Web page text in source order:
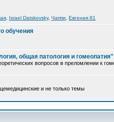
Israel Datskovsky, Чаппи Евгения 81
обучения
общая патология и гомеопатия"
вопросов в преломлении к
и не только темы